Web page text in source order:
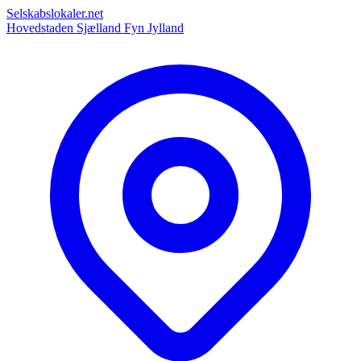
Selskabslokaler.net
Hovedstaden Sjælland Fyn Jylland